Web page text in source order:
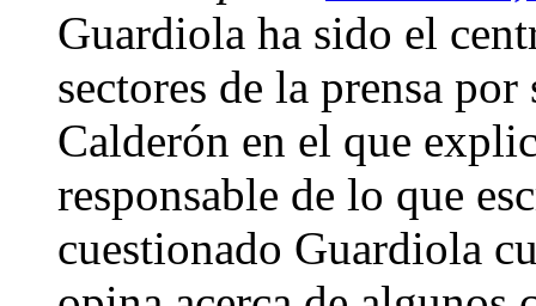
Guardiola ha sido el
sectores de la prensa
Calderón en el que
responsable de lo que
cuestionado Guardiola